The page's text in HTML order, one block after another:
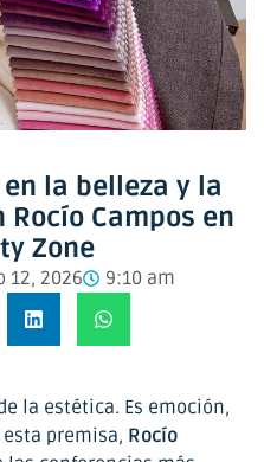
la belleza y la
Campos en
Zone
12, 2026 9:10 am
la estética. Es emoción,
premisa, Rocío